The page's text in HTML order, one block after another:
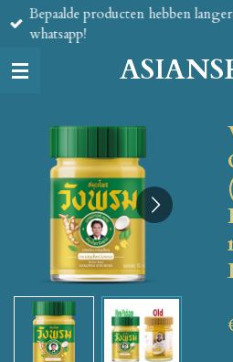
Ga
direct
de
Bepaalde producten hebben
whatsapp!